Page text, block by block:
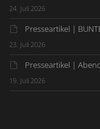
24. Juli 2026
Presseartikel |
23. Juli 2026
Presseartikel |
19. Juli 2026